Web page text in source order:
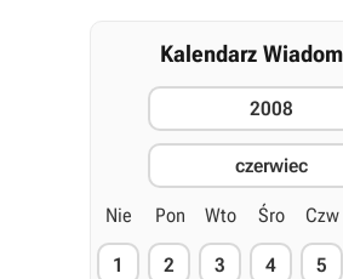
Kalendarz
2008
czerwiec
Nie Pon Wto Śro Czw
1 2 3 4 5